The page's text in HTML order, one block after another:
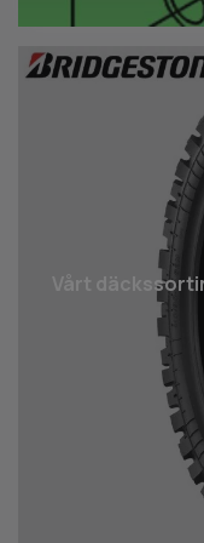
Vårt